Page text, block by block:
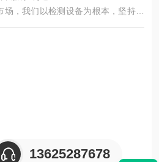
，我们以检测设备为根本，坚持机
。在实现工业智能中国梦的道路上前
13625287678